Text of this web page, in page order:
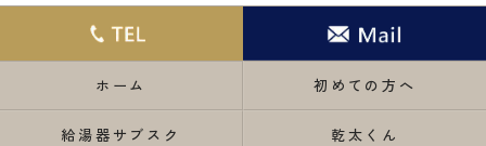
ホーム 初めての方へ
給湯器サブスク 乾太くん